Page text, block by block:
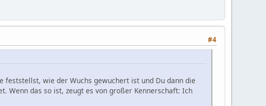
#4
feststellst, wie der Wuchs gewuchert ist und Du dann die
Wenn das so ist, zeugt es von großer Kennerschaft: Ich